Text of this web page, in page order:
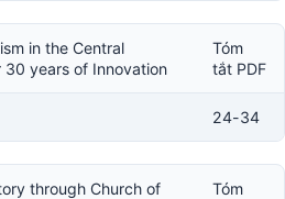
in the Central
30 years of Innovation
Tóm
tắt PDF
24-34
through Church of
Tóm